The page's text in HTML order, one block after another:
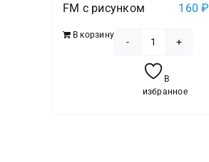
FM с рисунком 160₽
В корзину
товара
Шар
В
избранное